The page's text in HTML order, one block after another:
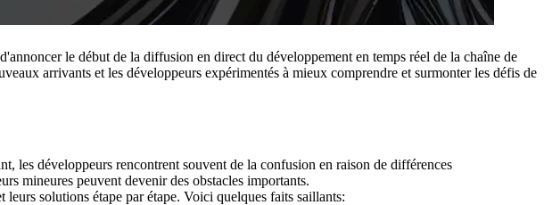
le début de la diffusion en direct du développement en temps réel de la chaîne de
arrivants et les développeurs expérimentés à mieux comprendre et surmonter les défis de
les développeurs rencontrent souvent de la confusion en raison de différences
mineures peuvent devenir des obstacles importants.
solutions étape par étape. Voici quelques faits saillants: